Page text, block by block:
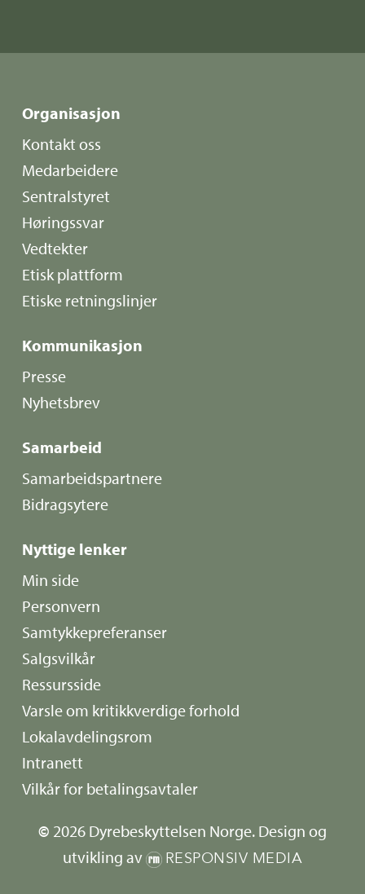
Organisasjon
Kontakt oss
Medarbeidere
Sentralstyret
Høringssvar
Vedtekter
Etisk plattform
Etiske retningslinjer
Kommunikasjon
Presse
Nyhetsbrev
Samarbeid
Samarbeidspartnere
Bidragsytere
Nyttige lenker
Min side
Personvern
Samtykkepreferanser
Salgsvilkår
Ressursside
Varsle om kritikkverdige forhold
Lokalavdelingsrom
Intranett
Vilkår for betalingsavtaler
© 2026Dyrebeskyttelsen Norge. Design og
utvikling av
RESPONSIV MEDIA